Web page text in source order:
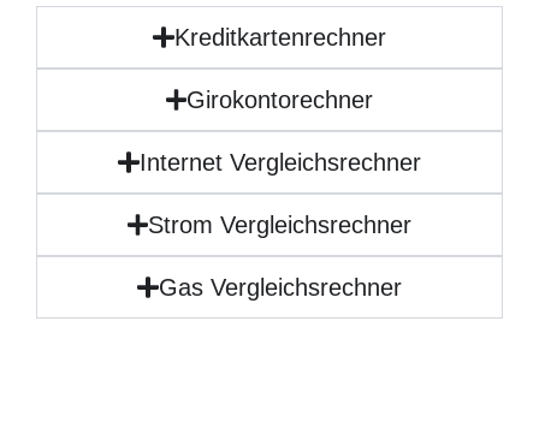
Kreditkartenrechner
Girokontorechner
Internet Vergleichsrechner
Strom Vergleichsrechner
Gas Vergleichsrechner